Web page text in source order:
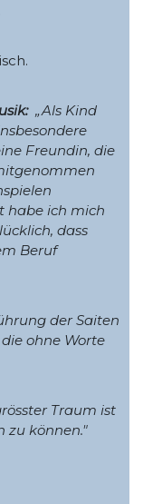
„Als Kind
Freundin, die
habe ich mich
dass
Beruf
der Saiten
ohne Worte
Traum ist
zu können."